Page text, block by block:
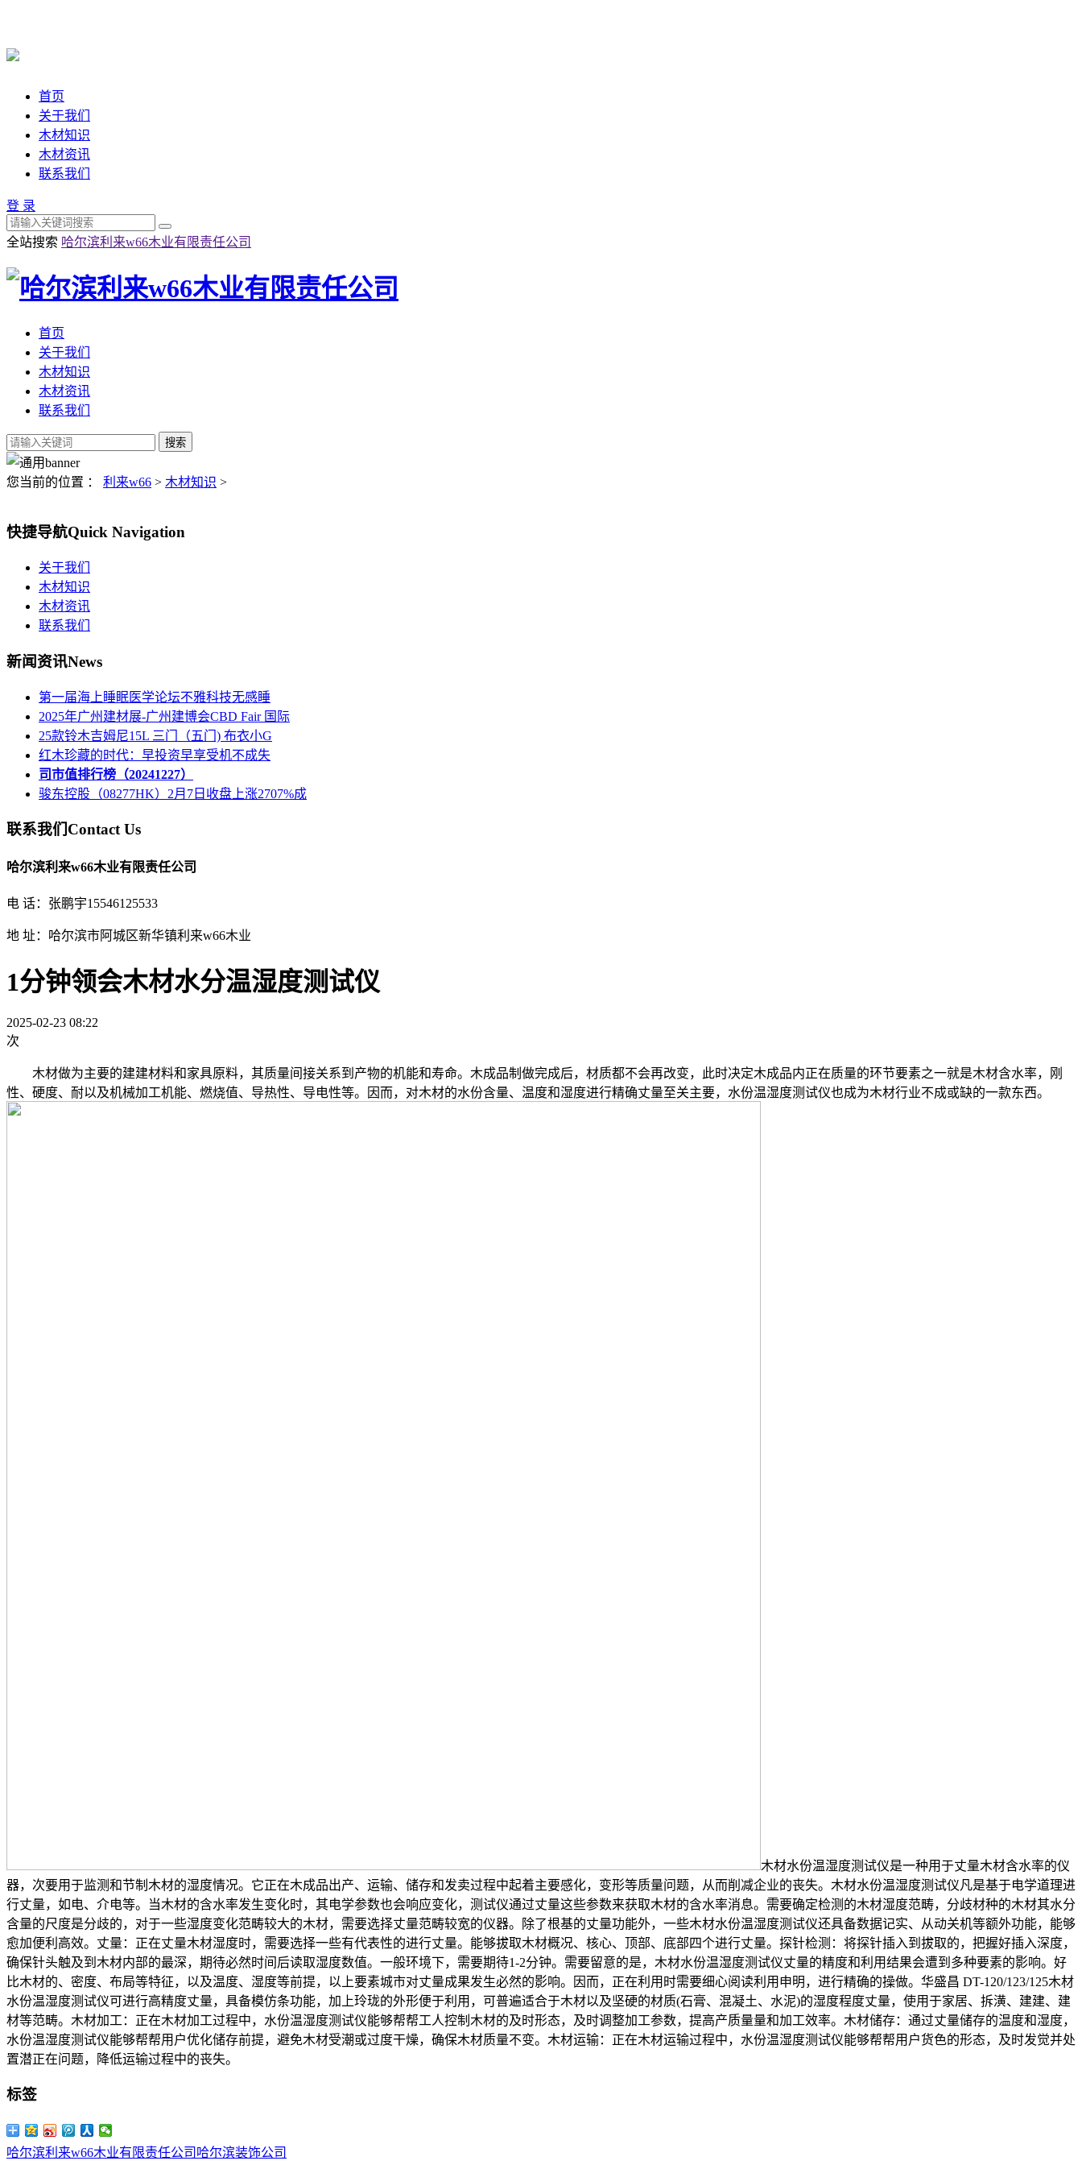
首页
关于我们
木材知识
木材资讯
联系我们
登 录
全站搜索 哈尔滨利来w66木业有限责任公司
首页
关于我们
木材知识
木材资讯
联系我们
您当前的位置 ： 利来w66 > 木材知识 >
快捷导航Quick Navigation
关于我们
木材知识
木材资讯
联系我们
新闻资讯News
第一届海上睡眠医学论坛不雅科技无感睡
2025年广州建材展-广州建博会CBD Fair 国际
25款铃木吉姆尼15L 三门（五门) 布衣小G
红木珍藏的时代：早投资早享受机不成失
司市值排行榜（20241227）
骏东控股（08277HK）2月7日收盘上涨2707%成
联系我们Contact Us
哈尔滨利来w66木业有限责任公司
电 话：张鹏宇15546125533
地 址：哈尔滨市阿城区新华镇利来w66木业
1分钟领会木材水分温湿度测试仪
2025-02-23 08:22
次
木材做为主要的建建材料和家具原料，其质量间接关系到产物的机能和寿命。木成品制做完成后，材质都不会再改变，此时决定木成品内正在质量的环节要素之一就是木材含水率，刚
性、硬度、耐以及机械加工机能、燃烧值、导热性、导电性等。因而，对木材的水份含量、温度和湿度进行精确丈量至关主要，水份温湿度测试仪也成为木材行业不成或缺的一款东西。
木材水份温湿度测试仪‌是一种用于丈量木材含水率的仪
器，次要用于监测和节制木材的湿度情况。它正在木成品出产、运输、储存和发卖过程中起着主要感化，变形等质量问题，从而削减企业的丧失。‌木材水份温湿度测试仪凡是基于电学道理进
行丈量，如电、介电等。当木材的含水率发生变化时，其电学参数也会响应变化，测试仪通过丈量这些参数来获取木材的含水率消息。‌需要确定检测的木材湿度范畴，分歧材种的木材其水分
含量的尺度是分歧的，对于一些湿度变化范畴较大的木材，需要选择丈量范畴较宽的仪器。除了根基的丈量功能外，一些木材水份温湿度测试仪还具备数据记实、从动关机等额外功能，能够
愈加便利高效。丈量：正在丈量木材湿度时，需要选择一些有代表性的进行丈量。能够拔取木材概况、核心、顶部、底部四个进行丈量。探针检测：将探针插入到拔取的，把握好插入深度，
确保针头触及到木材内部的最深，期待必然时间后读取湿度数值。一般环境下，需要期待1-2分钟。需要留意的是，木材水份温湿度测试仪丈量的精度和利用结果会遭到多种要素的影响。好
比木材的、密度、布局等特征，以及温度、湿度等前提，以上要素城市对丈量成果发生必然的影响。因而，正在利用时需要细心阅读利用申明，进行精确的操做。华盛昌 DT-120/123/125木材
水份温湿度测试仪可进行高精度丈量，具备模仿条功能，加上玲珑的外形便于利用，可普遍适合于木材以及坚硬的材质(石膏、混凝土、水泥)的湿度程度丈量，使用于家居、拆潢、建建、建
材等范畴。木材加工：正在木材加工过程中，水份温湿度测试仪能够帮帮工人控制木材的及时形态，及时调整加工参数，提高产质量量和加工效率。木材储存：通过丈量储存的温度和湿度，
水份温湿度测试仪能够帮帮用户优化储存前提，避免木材受潮或过度干燥，确保木材质量不变。木材运输：正在木材运输过程中，水份温湿度测试仪能够帮帮用户货色的形态，及时发觉并处
置潜正在问题，降低运输过程中的丧失。
标签
哈尔滨利来w66木业有限责任公司 哈尔滨装饰公司